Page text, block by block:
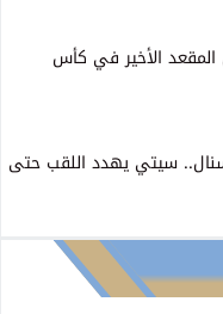
الأخير في كأس
سيتي يهدد اللقب حتى